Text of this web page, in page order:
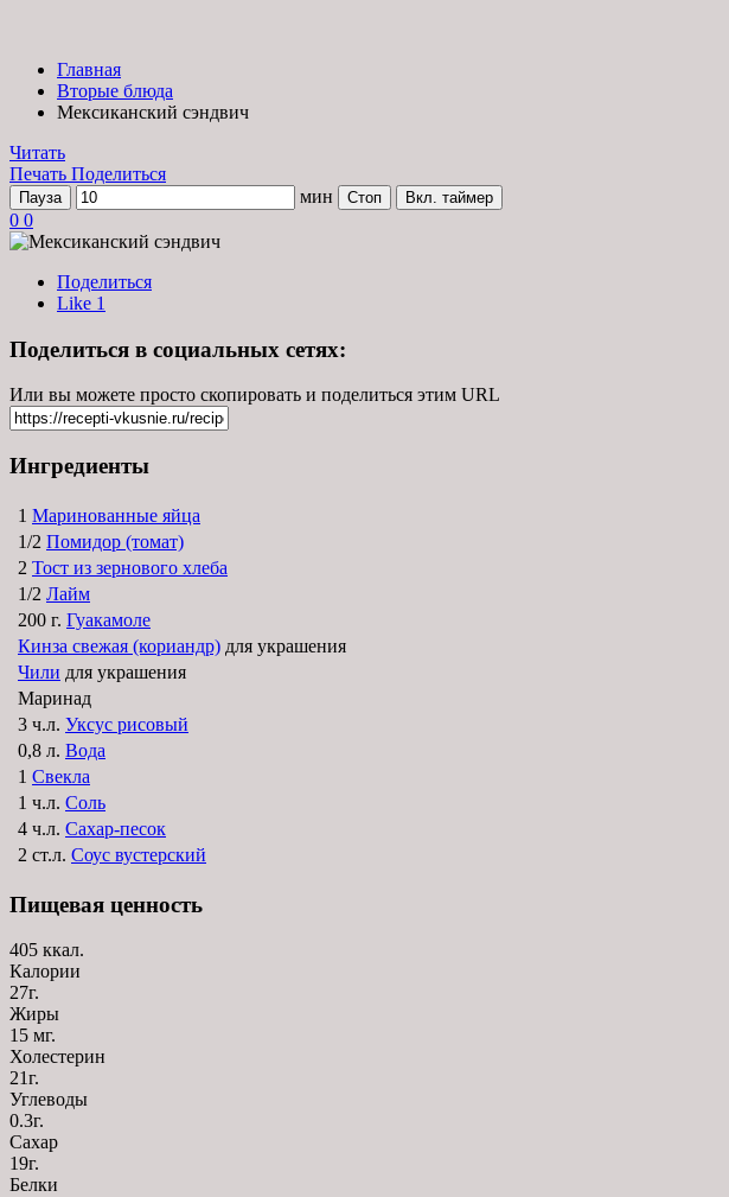
Главная
Вторые блюда
Мексиканский сэндвич
Читать
Печать Поделиться
Пауза мин Стоп Вкл. таймер
0 0
Поделиться
Like 1
Поделиться в социальных сетях:
Или вы можете просто скопировать и поделиться этим URL
Ингредиенты
1 Маринованные яйца
1/2 Помидор (томат)
2 Тост из зернового хлеба
1/2 Лайм
200 г. Гуакамоле
Кинза свежая (кориандр) для украшения
Чили для украшения
Маринад
3 ч.л. Уксус рисовый
0,8 л. Вода
1 Свекла
1 ч.л. Соль
4 ч.л. Сахар-песок
2 ст.л. Соус вустерский
Пищевая ценность
405 ккал.
Калории
27г.
Жиры
15 мг.
Холестерин
21г.
Углеводы
0.3г.
Сахар
19г.
Белки